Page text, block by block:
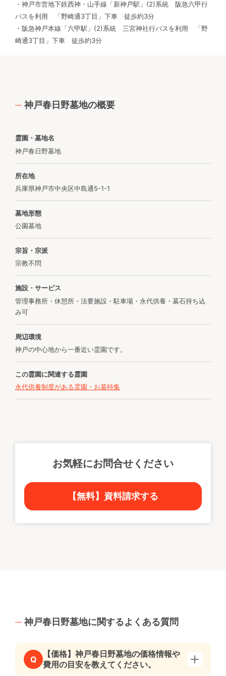
・神戸市営地下鉄西神・山手線「新神戸駅」(2)系統 阪急六甲行
バスを利用 「野崎通3丁目」下車 徒歩約3分
・阪急神戸本線「六甲駅」(2)系統 三宮神社行バスを利用 「野
崎通3丁目」下車 徒歩約3分
神戸春日野墓地の概要
霊園・墓地名
神戸春日野墓地
所在地
兵庫県神戸市中央区中島通5-1-1
墓地形態
公園墓地
宗旨・宗派
宗教不問
施設・サービス
管理事務所・休憩所・法要施設・駐車場・永代供養・墓石持ち込
み可
周辺環境
神戸の中心地から一番近い霊園です。
この霊園に関連する霊園
永代供養制度がある霊園・お墓特集
お気軽にお問合せください
【無料】資料請求する
神戸春日野墓地に関するよくある質問
Q
【価格】神戸春日野墓地の価格情報や
費用の目安を教えてください。